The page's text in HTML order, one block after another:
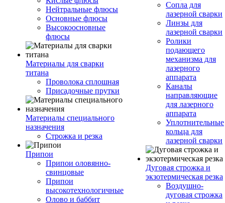
Нейтральные флюсы
Основные флюсы
Высокоосновные
флюсы
Материалы для сварки
титана
Проволока сплошная
Присадочные прутки
Материалы специального
назначения
Строжка и резка
Припои
Припои оловянно-
свинцовые
Припои
высокотехнологичные
Олово и баббит
Сопла для
лазерной сварки
Линзы для
лазерной сварки
Ролики
подающего
механизма для
лазерного
аппарата
Каналы
направляющие
для лазерного
аппарата
Уплотнительные
кольца для
лазерной сварки
Дуговая строжка и
экзотермическая резка
Воздушно-
дуговая строжка